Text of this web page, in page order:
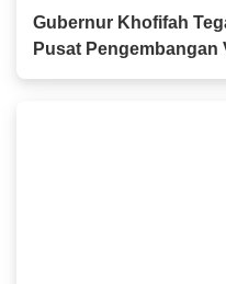
Gubernur Khofifah
Pusat
OLIVIA XI 2026